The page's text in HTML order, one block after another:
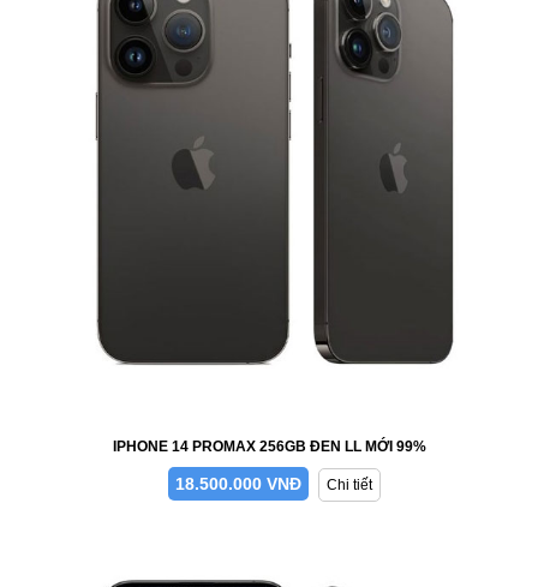
IPHONE 14 PROMAX 256GB ĐEN LL MỚI 99%
18.500.000 VNĐ Chi tiết